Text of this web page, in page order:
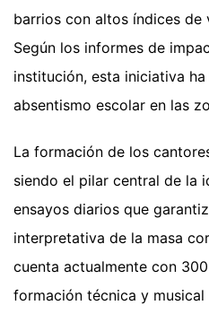
barrios con altos índices de
Según los informes de
institución, esta iniciativa
absentismo escolar en las
La formación de los
siendo el pilar central de la
ensayos diarios que
interpretativa de la masa
cuenta actualmente con
formación técnica y